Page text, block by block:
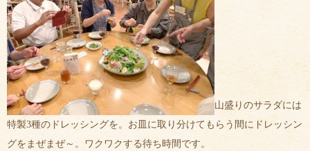
山盛りのサラダには
特製3種のドレッシングを。お皿に取り分けてもらう間にドレッシン
グをまぜまぜ～。ワクワクする待ち時間です。